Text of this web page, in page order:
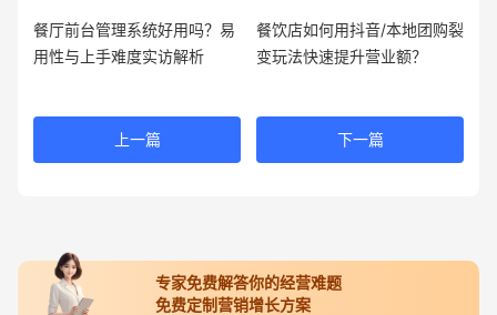
餐厅前台管理系统好用吗？易
用性与上手难度实访解析
上一篇
餐饮店如何用抖音/本地团购裂
变玩法快速提升营业额？
下一篇
专家免费解答你的经营难题
免费定制营销增长方案